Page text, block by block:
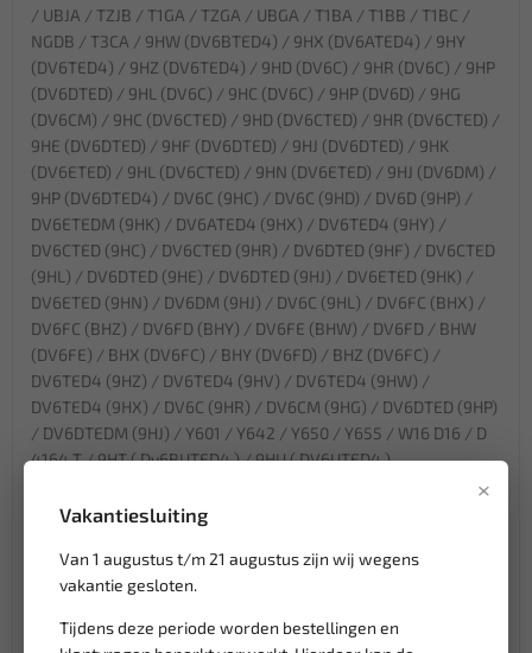
×
Vakantiesluiting
Van 1 augustus t/m 21 augustus zijn wij wegens
vakantie gesloten.
Tijdens deze periode worden bestellingen en
/ UBJA / TZJB / T1GA / TZGA / UBGA / T1BA / T1BB / T1BC /
NGDB / T3CA / 9HW (DV6BTED4) / 9HX (DV6ATED4) / 9HY
(DV6TED4) / 9HZ (DV6TED4) / 9HD (DV6C) / 9HR (DV6C) / 9HP
(DV6DTED) / 9HL (DV6C) / 9HC (DV6C) / 9HP (DV6D) / 9HG
(DV6CM) / 9HC (DV6CTED) / 9HD (DV6CTED) / 9HR (DV6CTED) /
9HE (DV6DTED) / 9HF (DV6DTED) / 9HJ (DV6DTED) / 9HK
(DV6ETED) / 9HL (DV6CTED) / 9HN (DV6ETED) / 9HJ (DV6DM) /
9HP (DV6DTED4) / DV6C (9HC) / DV6C (9HD) / DV6D (9HP) /
DV6ETEDM (9HK) / DV6ATED4 (9HX) / DV6TED4 (9HY) /
DV6CTED (9HC) / DV6CTED (9HR) / DV6DTED (9HF) / DV6CTED
(9HL) / DV6DTED (9HE) / DV6DTED (9HJ) / DV6ETED (9HK) /
DV6ETED (9HN) / DV6DM (9HJ) / DV6C (9HL) / DV6FC (BHX) /
DV6FC (BHZ) / DV6FD (BHY) / DV6FE (BHW) / DV6FD / BHW
(DV6FE) / BHX (DV6FC) / BHY (DV6FD) / BHZ (DV6FC) /
DV6TED4 (9HZ) / DV6TED4 (9HV) / DV6TED4 (9HW) /
DV6TED4 (9HX) / DV6C (9HR) / DV6CM (9HG) / DV6DTED (9HP)
/ DV6DTEDM (9HJ) / Y601 / Y642 / Y650 / Y655 / W16 D16 / D
4164 T / 9HT ( Dv6BUTED4 ) / 9HU ( DV6UTED4 )
303-734
303 734